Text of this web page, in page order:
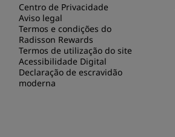
Centro de Privacidade
Aviso legal
Termos e condições do
Radisson Rewards
Termos de utilização do site
Acessibilidade Digital
Declaração de escravidão
moderna